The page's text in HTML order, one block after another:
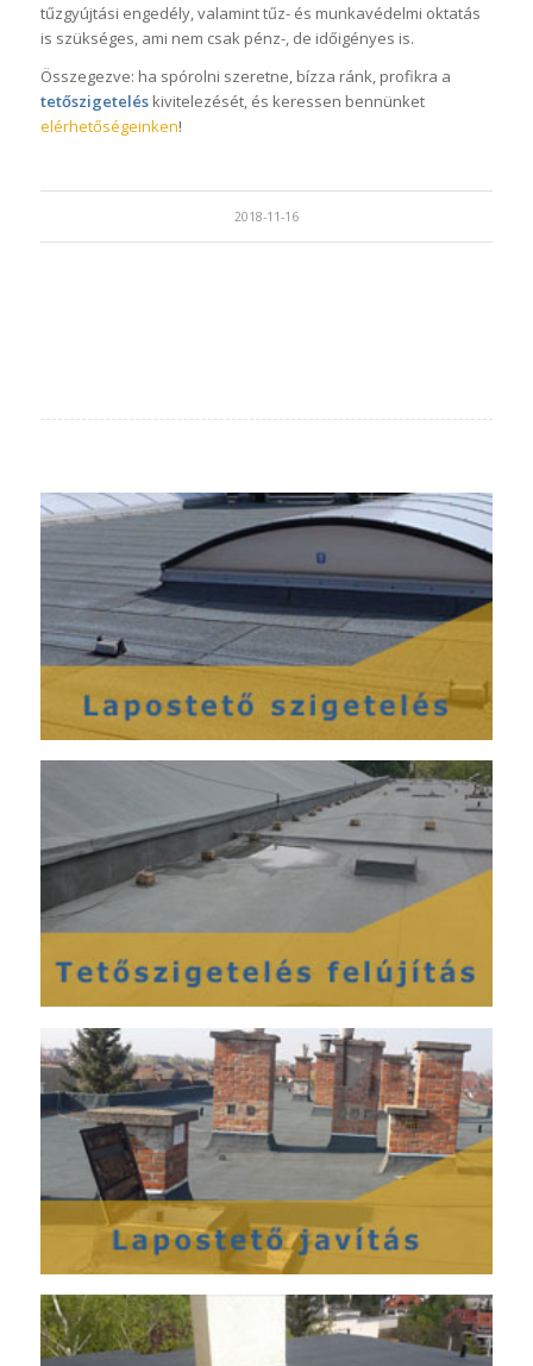
tűzgyújtási engedély, valamint tűz- és munkavédelmi oktatás
is szükséges, ami nem csak pénz-, de időigényes is.
Összegezve: ha spórolni szeretne, bízza ránk, profikra a
tetőszigeteléskivitelezését, és keressen bennünket
elérhetőségeinken!
2018-11-16